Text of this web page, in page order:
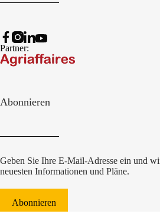
Partner:
Abonnieren
Geben Sie Ihre E-Mail-Adresse ein und
neuesten Informationen und Pläne.
Abonnieren